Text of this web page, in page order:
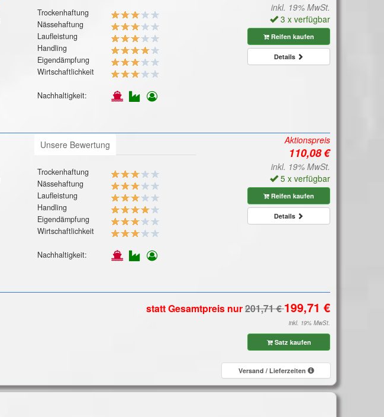
Trockenhaftung
Nässehaftung
Laufleistung
Handling
Eigendämpfung
Wirtschaftlichkeit
Nachhaltigkeit:
inkl. 19% MwSt.
3 x verfügbar
Reifen kaufen
Details
Unsere Bewertung
Trockenhaftung
Nässehaftung
Laufleistung
Handling
Eigendämpfung
Wirtschaftlichkeit
Nachhaltigkeit:
Aktionspreis
inkl. 19% MwSt.
5 x verfügbar
Reifen kaufen
Details
statt Gesamtpreis nur
inkl. 19% MwSt.
Satz kaufen
Versand / Lieferzeiten